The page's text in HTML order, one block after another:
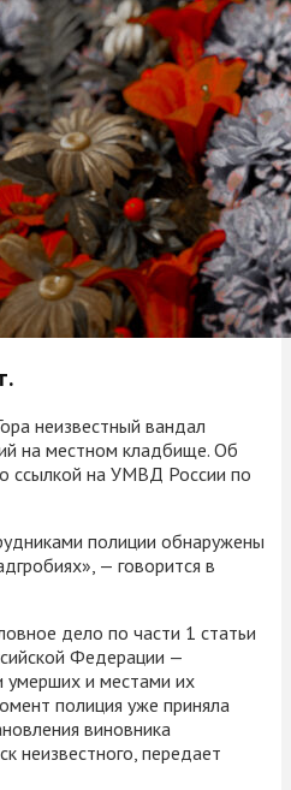
неизвестный вандал
на местном кладбище. Об
ссылкой на УМВД России по
полиции обнаружены
— говорится в
дело по части 1 статьи
Федерации —
умерших и местами их
полиция уже приняла
виновника
неизвестного, передает